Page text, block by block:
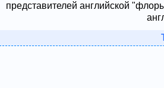
представителей английской